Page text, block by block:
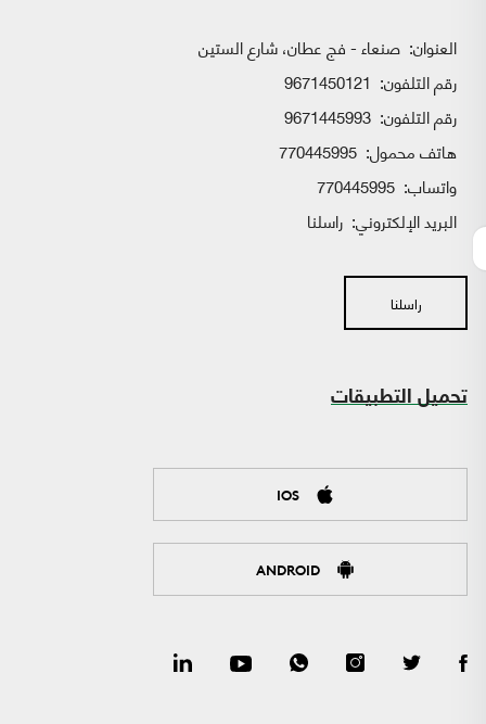
العنوان: صنعاء - فج عطان، شارع الستين
رقم التلفون: 9671450121
رقم التلفون: 9671445993
هاتف محمول: 770445995
واتساب:
البريد الإلكتروني: راسلنا
راسلنا
تحميل التطبيقات
IOS
ANDROID